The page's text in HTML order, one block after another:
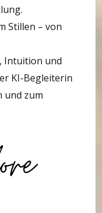
Stillen – von
Intuition und
KI-Begleiterin
und zum